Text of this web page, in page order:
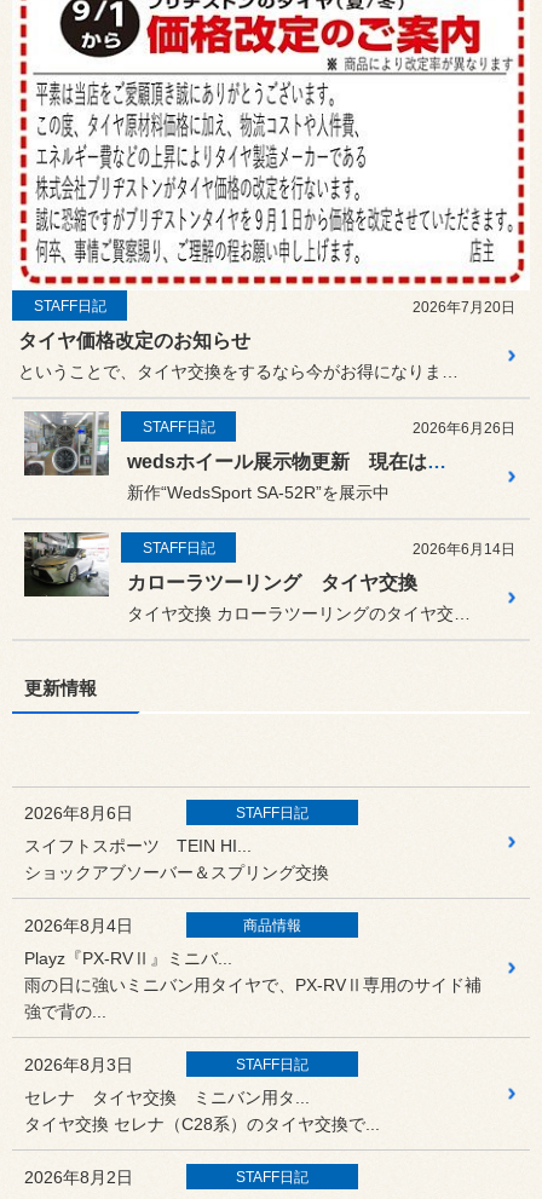
STAFF日記 2026年7月20日
タイヤ価格改定のお知らせ
STAFF日記 2026年6月26日
wedsホイール展示物更新 現在は新作の“WedsSport SA-52R”を展示中
新作“WedsSport SA-52R”を展示中
STAFF日記 2026年6月14日
カローラツーリング タイヤ交換
更新情報
2026年8月6日 STAFF日記
スイフトスポーツ TEIN HI...
ショックアブソーバー＆スプリング交換
2026年8月4日 商品情報
Playz『PX-RVⅡ』ミニバ...
雨の日に強いミニバン用タイヤで、PX-RVⅡ専用のサイド補
強で背の...
2026年8月3日 STAFF日記
セレナ タイヤ交換 ミニバン用タ...
タイヤ交換 セレナ（C28系）のタイヤ交換で...
2026年8月2日 STAFF日記